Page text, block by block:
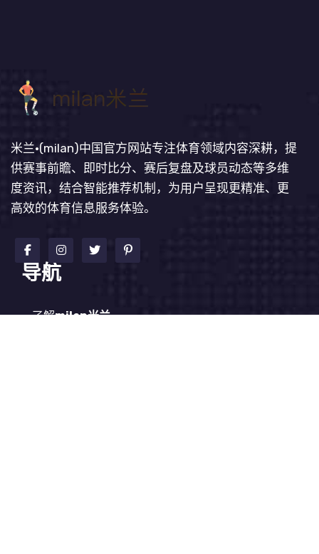
米兰·(milan)中国官方网站专注体育领域内容深耕，提
供赛事前瞻、即时比分、赛后复盘及球员动态等多维
度资讯，结合智能推荐机制，为用户呈现更精准、更
高效的体育信息服务体验。
导航
了解milan米兰